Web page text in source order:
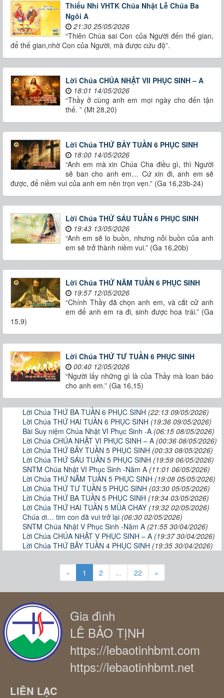
Thiếu Nhi VHTK Chúa Nhật Lễ Chúa Ba
Ngôi A
21:30 25/05/2026
“Thiên Chúa sai Con của Người đến thế gian,
để thế gian,nhờ Con của Người, mà được cứu độ”.
Lời Chúa CHÚA NHẬT VII PHỤC SINH – A
18:01 14/05/2026
“Thầy ở cùng anh em mọi ngày cho đến tận
thế. ” (Mt 28,20)
Lời Chúa THỨ BẢY TUẦN 6 PHỤC SINH
18:00 14/05/2026
“Anh em mà xin Chúa Cha điều gì, thì Người
sẽ ban cho anh em… Cứ xin đi, anh em sẽ
được, để niềm vui của anh em nên trọn vẹn.” (Ga 16,23b-24)
Lời Chúa THỨ SÁU TUẦN 6 PHỤC SINH
19:43 13/05/2026
“Anh em sẽ lo buồn, nhưng nỗi buồn của anh
em sẽ trở thành niềm vui.” (Ga 16,20b)
Lời Chúa THỨ NĂM TUẦN 6 PHỤC SINH
19:57 12/05/2026
“Chính Thầy đã chọn anh em, và cắt cử anh
em để anh em ra đi, sinh được hoa trái.” (Ga
15,9)
Lời Chúa THỨ TƯ TUẦN 6 PHỤC SINH
00:40 12/05/2026
“Người lấy những gì là của Thầy mà loan báo
cho anh em.” (Ga 16,15)
Lời Chúa THỨ BA TUẦN 6 PHỤC SINH (22:13 09/05/2026)
Lời Chúa THỨ HAI TUẦN 6 PHỤC SINH (19:36 09/05/2026)
Bài Suy niệm Chúa Nhật VI Phục Sinh -A (06:15 08/05/2026)
Lời Chúa CHÚA NHẬT VI PHỤC SINH – A (00:36 08/05/2026)
Lời Chúa THỨ BẢY TUẦN 5 PHỤC SINH (00:33 08/05/2026)
Lời Chúa THỨ SÁU TUẦN 5 PHỤC SINH (19:59 06/05/2026)
SNTM Chúa Nhật VI Phục Sinh -Năm A (11:01 06/05/2026)
Lời Chúa THỨ NĂM TUẦN 5 PHỤC SINH (19:08 05/05/2026)
Lời Chúa THỨ TƯ TUẦN 5 PHỤC SINH (03:30 05/05/2026)
Lời Chúa THỨ BA TUẦN 5 PHỤC SINH (19:34 03/05/2026)
Lời Chúa THỨ HAI TUẦN 5 MÙA CHAY (19:32 02/05/2026)
Chúa ơi… tim con đã vui trở lại (06:30 02/05/2026)
SNTM Chúa Nhật V Phục Sinh -Năm A (21:55 30/04/2026)
Lời Chúa CHÚA NHẬT V PHỤC SINH – A (19:37 30/04/2026)
Lời Chúa THỨ BẢY TUẦN 4 PHỤC SINH (19:35 30/04/2026)
« 1 2 ... 22 »
Gia đình
LÊ BẢO TỊNH
https://lebaotinhbmt.com
https://lebaotinhbmt.net
LIÊN LẠC